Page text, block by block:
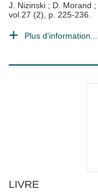
J. Nizinski ; D. Morand ;
vol.27 (2), p. 225-236.
Plus d'information...
LIVRE